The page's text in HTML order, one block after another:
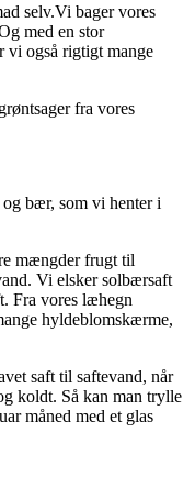
selv.Vi bager vores
med en stor
vi også rigtigt mange
fra vores
bær, som vi henter i
mængder frugt til
Vi elsker solbærsaft
Fra vores læhegn
hyldeblomskærme,
saft til saftevand, når
koldt. Så kan man trylle
måned med et glas